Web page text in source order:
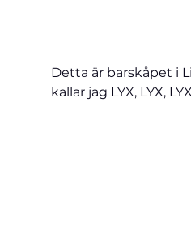
Detta är barskåpet i
kallar jag LYX, LYX,